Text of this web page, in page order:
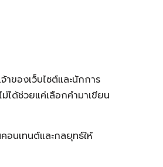
ของเว็บไซต์และนักการ
ได้ช่วยแค่เลือกคำมาเขียน
อนเทนต์และกลยุทธ์ให้